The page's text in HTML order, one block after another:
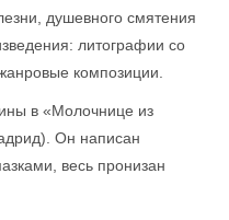
душевного смятения
литографии со
композиции.
в «Молочнице из
Он написан
весь пронизан